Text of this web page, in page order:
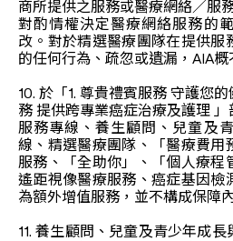
商所提供之服務或醫療網絡／服
對酌情權決定醫療網絡服務的
改。對於精選醫療團隊在提供服
的任何行為、疏忽或遺漏，AIA概
10. 於「1. 尊貴禮賓服務 守護您
務 提供跨專業癌症治療及護理
服務專線、養生顧問、兒童及
線、精選醫療團隊、「醫療費用
服務、「全助你」、「個人療程
遙距視像醫療服務、癌症基因檢
為額外增值服務，並不構成保障
11. 養生顧問、兒童及青少年成